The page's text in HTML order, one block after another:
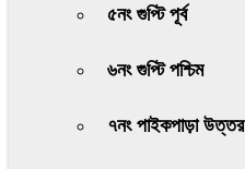
৫নং গুপ্টি পূর্ব
৬নং গুপ্টি পশ্চিম
৭নং পাইকপাড়া উত্তর